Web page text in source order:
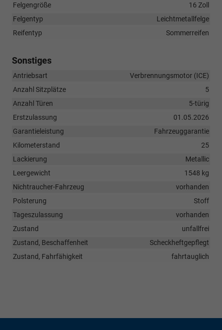
Felgengröße
16 Zoll
Felgentyp
Leichtmetallfelge
Reifentyp
Sommerreifen
Sonstiges
Antriebsart
Verbrennungsmotor (ICE)
Anzahl Sitzplätze
5
Anzahl Türen
5-türig
Erstzulassung
01.05.2026
Garantieleistung
Fahrzeuggarantie
Kilometerstand
25
Lackierung
Metallic
Leergewicht
1548 kg
Nichtraucher-Fahrzeug
vorhanden
Polsterung
Stoff
Tageszulassung
vorhanden
Zustand
unfallfrei
Zustand, Beschaffenheit
Scheckheftgepflegt
Zustand, Fahrfähigkeit
fahrtauglich